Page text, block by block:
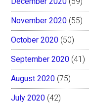
November 2020 (55)
October 2020 (50)
September 2020 (41)
August 2020 (75)
July 2020 (42)